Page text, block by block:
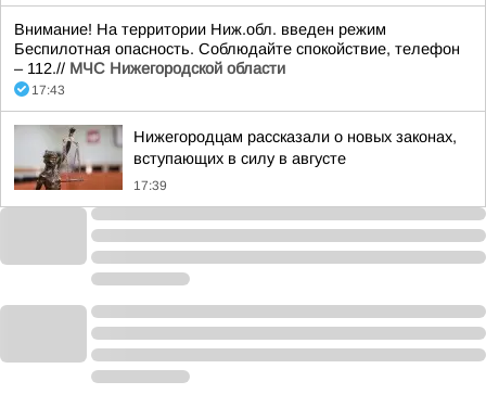
Внимание! На территории Ниж.обл. введен режим
Беспилотная опасность. Соблюдайте спокойствие, телефон
– 112.// МЧС Нижегородской области
17:43
Нижегородцам рассказали о новых законах,
вступающих в силу в августе
17:39